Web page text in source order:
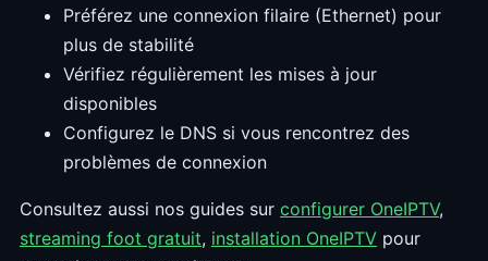
Préférez une connexion filaire (Ethernet) pour
plus de stabilité
Vérifiez régulièrement les mises à jour
disponibles
Configurez le DNS si vous rencontrez des
problèmes de connexion
Consultez aussi nos guides sur configurer OneIPTV,
streaming foot gratuit, installation OneIPTV pour